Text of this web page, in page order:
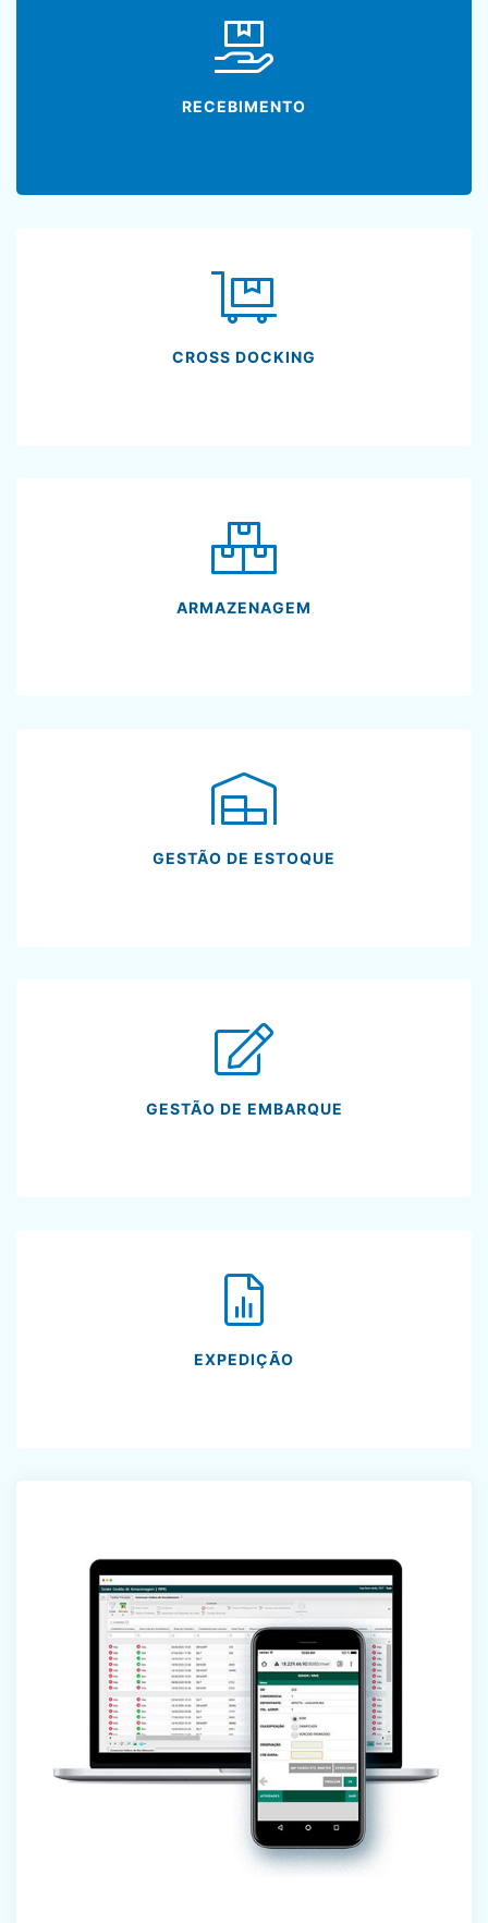
RECEBIMENTO
CROSS DOCKING
ARMAZENAGEM
GESTÃO DE ESTOQUE
GESTÃO DE EMBARQUE
EXPEDIÇÃO